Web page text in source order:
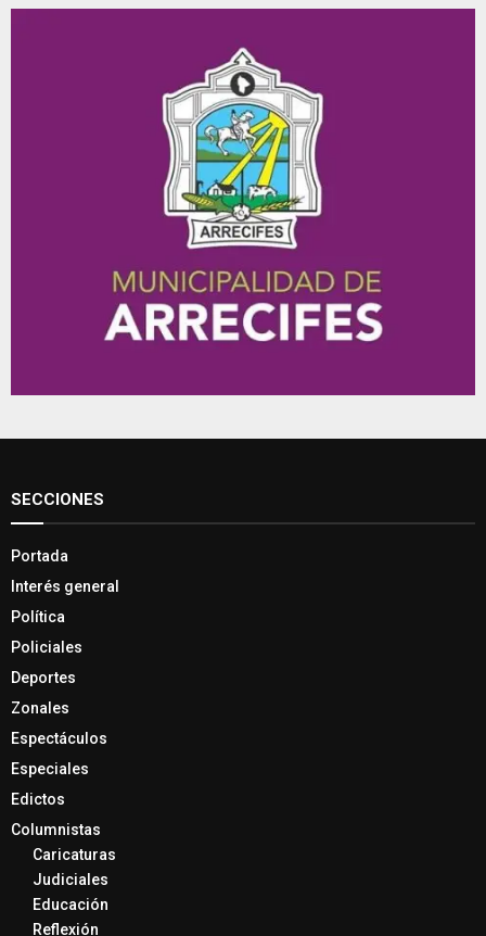
SECCIONES
Portada
Interés general
Política
Policiales
Deportes
Zonales
Espectáculos
Especiales
Edictos
Columnistas
Caricaturas
Judiciales
Educación
Reflexión